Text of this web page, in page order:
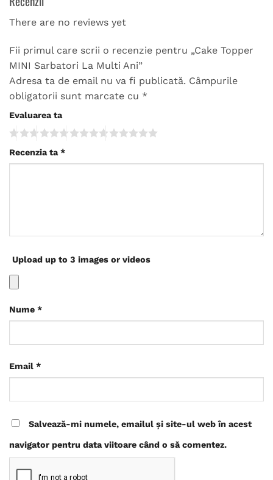
There are no reviews yet
Fii primul care scrii o recenzie pentru „Cake Topper
MINI Sarbatori La Multi Ani”
Adresa ta de email nu va fi publicată. Câmpurile
obligatorii sunt marcate cu *
Evaluarea ta
Recenzia ta*
Upload up to 3 images or videos
Nume *
Email *
Salvează-mi numele, emailul și site-ul web în acest
navigator pentru data viitoare când o să comentez.